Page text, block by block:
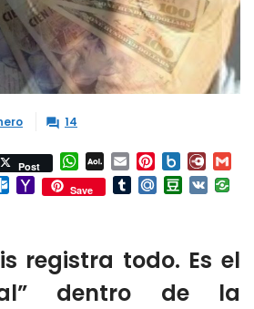
 14
Post WhatsApp
AOL
Mail
EmailPinterest
Box.net
Outlook.com
YahooSave TumblrMail.RuDouban
VK
registra todo. Es el
dentro de la